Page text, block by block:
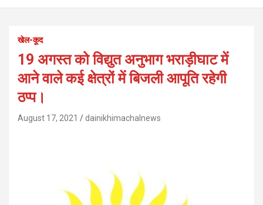
खेल-कूद
19 अगस्त को विद्युत अनुभाग भराड़ीघाट में
आने वाले कई क्षेत्रों में बिजली आपूति रहेगी
ठप्प।
August 17, 2021 dainikhimachalnews